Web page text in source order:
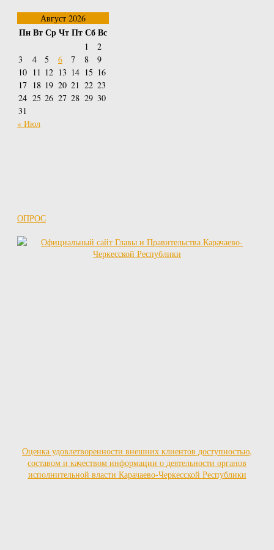
Август 2026
ПнВтСрЧтПтСбВс
1
2
3
4 5 6 7 8
9
10 11 12 13 14 15 16
17 18 19 20 21 22 23
24 25 26 27 28 29 30
31
« Июл
ОПРОС
Оценка удовлетворенности внешних клиентов доступностью,
составом и качеством информации о деятельности органов
исполнительной власти Карачаево-Черкесской Республики